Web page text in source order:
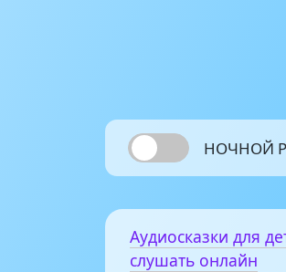
НОЧНОЙ
Аудиосказки для
слушать онлайн